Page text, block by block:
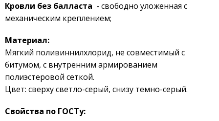
Кровли без балласта - свободно уложенная с
механическим креплением;
Материал:
Мягкий поливиннилхлорид, не совместимый с
битумом, с внутренним армированием
полиэстеровой сеткой.
Цвет: сверху светло-серый, снизу темно-серый.
Свойства по ГОСТу: